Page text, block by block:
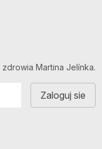
Martina Jelínka.